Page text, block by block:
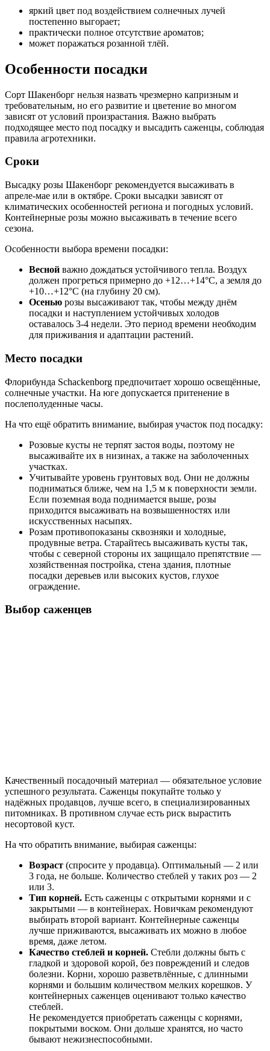
яркий цвет под воздействием солнечных лучей
постепенно выгорает;
практически полное отсутствие ароматов;
может поражаться розанной тлёй.
Особенности посадки
Сорт Шакенборг нельзя назвать чрезмерно капризным и
требовательным, но его развитие и цветение во многом
зависят от условий произрастания. Важно выбрать
подходящее место под посадку и высадить саженцы, соблюдая
правила агротехники.
Сроки
Высадку розы Шакенборг рекомендуется высаживать в
апреле-мае или в октябре. Сроки высадки зависят от
климатических особенностей региона и погодных условий.
Контейнерные розы можно высаживать в течение всего
сезона.
Особенности выбора времени посадки:
Весной важно дождаться устойчивого тепла. Воздух
должен прогреться примерно до +12…+14°C, а земля до
+10…+12°C (на глубину 20 см).
Осенью розы высаживают так, чтобы между днём
посадки и наступлением устойчивых холодов
оставалось 3-4 недели. Это период времени необходим
для приживания и адаптации растений.
Место посадки
Флорибунда Schackenborg предпочитает хорошо освещённые,
солнечные участки. На юге допускается притенение в
послеполуденные часы.
На что ещё обратить внимание, выбирая участок под посадку:
Розовые кусты не терпят застоя воды, поэтому не
высаживайте их в низинах, а также на заболоченных
участках.
Учитывайте уровень грунтовых вод. Они не должны
подниматься ближе, чем на 1,5 м к поверхности земли.
Если поземная вода поднимается выше, розы
приходится высаживать на возвышенностях или
искусственных насыпях.
Розам противопоказаны сквозняки и холодные,
продувные ветра. Старайтесь высаживать кусты так,
чтобы с северной стороны их защищало препятствие —
хозяйственная постройка, стена здания, плотные
посадки деревьев или высоких кустов, глухое
ограждение.
Выбор саженцев
Качественный посадочный материал — обязательное условие
успешного результата. Саженцы покупайте только у
надёжных продавцов, лучше всего, в специализированных
питомниках. В противном случае есть риск вырастить
несортовой куст.
На что обратить внимание, выбирая саженцы:
Возраст (спросите у продавца). Оптимальный — 2 или
3 года, не больше. Количество стеблей у таких роз — 2
или 3.
Тип корней. Есть саженцы с открытыми корнями и с
закрытыми — в контейнерах. Новичкам рекомендуют
выбирать второй вариант. Контейнерные саженцы
лучше приживаются, высаживать их можно в любое
время, даже летом.
Качество стеблей и корней. Стебли должны быть с
гладкой и здоровой корой, без повреждений и следов
болезни. Корни, хорошо разветвлённые, с длинными
корнями и большим количеством мелких корешков. У
контейнерных саженцев оценивают только качество
стеблей.
Не рекомендуется приобретать саженцы с корнями,
покрытыми воском. Они дольше хранятся, но часто
бывают нежизнеспособными.